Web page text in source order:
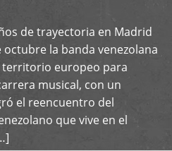
de trayectoria en Madrid
octubre la banda venezolana
europeo para
musical, con un
el reencuentro del
que vive en el